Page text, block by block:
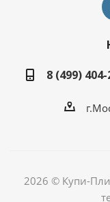
8 (499)
2026 © Купи-